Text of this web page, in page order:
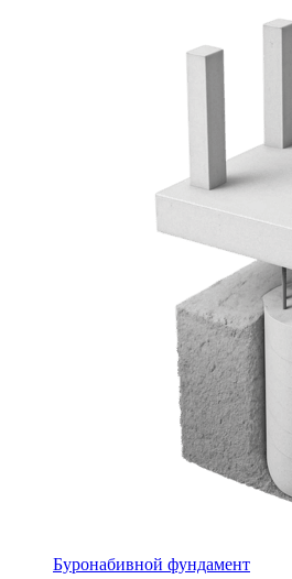
Буронабивной фундамент